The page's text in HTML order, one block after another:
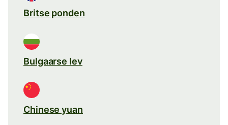
Britse ponden
Bulgaarse lev
Chinese yuan